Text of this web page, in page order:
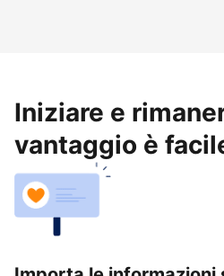
Iniziare e
vantaggio è